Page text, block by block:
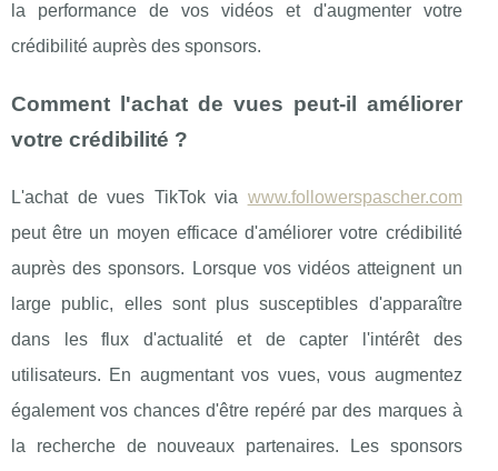
la performance de vos vidéos et d'augmenter votre
crédibilité auprès des sponsors.
Comment l'achat de vues peut-il améliorer
votre crédibilité ?
L'achat de vues TikTok via www.followerspascher.com
peut être un moyen efficace d'améliorer votre crédibilité
auprès des sponsors. Lorsque vos vidéos atteignent un
large public, elles sont plus susceptibles d'apparaître
dans les flux d'actualité et de capter l'intérêt des
utilisateurs. En augmentant vos vues, vous augmentez
également vos chances d'être repéré par des marques à
la recherche de nouveaux partenaires. Les sponsors